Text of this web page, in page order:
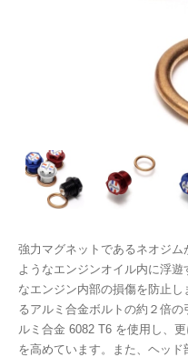
強力マグネットであるネオジ
ようなエンジンオイル内に浮
なエンジン内部の損傷を防止
るアルミ合金ボルトの約２倍
ルミ合金 6082 T6 を使用し、
を高めています。また、ヘッ